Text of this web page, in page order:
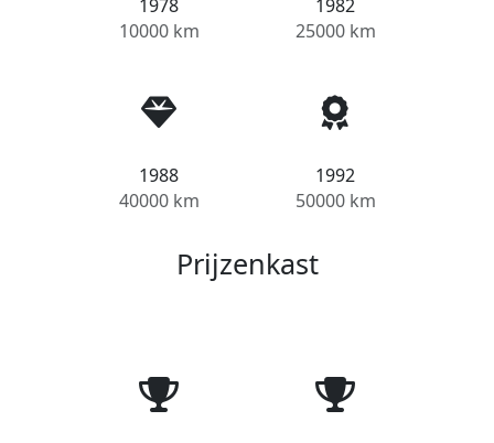
1978
10000 km
1982
25000 km
1988
40000 km
1992
50000 km
Prijzenkast